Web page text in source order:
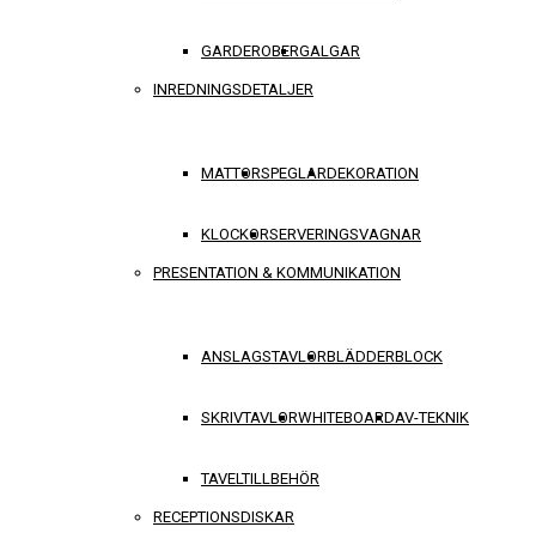
GARDEROBERGALGAR
INREDNINGSDETALJER
MATTORSPEGLARDEKORATION
KLOCKORSERVERINGSVAGNAR
PRESENTATION & KOMMUNIKATION
ANSLAGSTAVLORBLÄDDERBLOCK
SKRIVTAVLORWHITEBOARDAV-TEKNIK
TAVELTILLBEHÖR
RECEPTIONSDISKAR